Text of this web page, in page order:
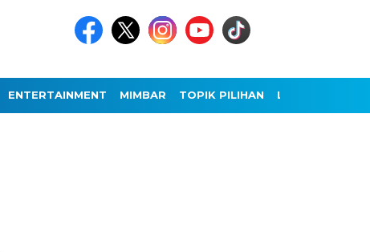
ENTERTAINMENT MIMBAR TOPIK PILIHAN LAINNYA